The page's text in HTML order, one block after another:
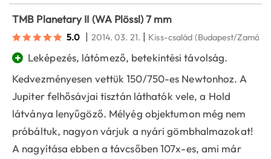
TMB Planetary II (WA Plössl) 7 mm
5.0 | 2014. 03. 21. | Kiss-család (Budapest/
+
Leképezés, látómező, betekintési távolság.
Kedvezményesen vettük 150/750-es Newtonhoz. A
Jupiter felhősávjai tisztán láthatók vele, a Hold
látványa lenyűgöző. Mélyég objektumon még nem
próbáltuk, nagyon várjuk a nyári gömbhalmazokat!
A nagyítása ebben a távcsőben 107x-es, ami már